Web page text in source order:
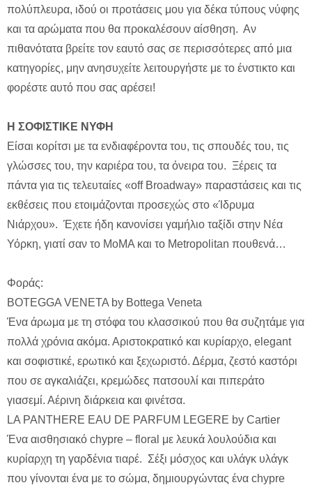
πολύπλευρα, ιδού οι προτάσεις μου για δέκα τύπους νύφης
και τα αρώματα που θα προκαλέσουν αίσθηση. Αν
πιθανότατα βρείτε τον εαυτό σας σε περισσότερες από μια
κατηγορίες, μην ανησυχείτε λειτουργήστε με το ένστικτο και
φορέστε αυτό που σας αρέσει!
Η ΣΟΦΙΣΤΙΚΕ ΝΥΦΗ
Είσαι κορίτσι με τα ενδιαφέροντα του, τις σπουδές του, τις
γλώσσες του, την καριέρα του, τα όνειρα του. Ξέρεις τα
πάντα για τις τελευταίες «off Βroadway» παραστάσεις και τις
εκθέσεις που ετοιμάζονται προσεχώς στο «Ίδρυμα
Νιάρχου». Έχετε ήδη κανονίσει γαμήλιο ταξίδι στην Νέα
Υόρκη, γιατί σαν το MoΜΑ και το Metropolitan πουθενά…
Φοράς:
BOTEGGA VENETA by Bottega Veneta
Ένα άρωμα με τη στόφα του κλασσικού που θα συζητάμε για
πολλά χρόνια ακόμα. Αριστοκρατικό και κυρίαρχο, elegant
και σοφιστικέ, ερωτικό και ξεχωριστό. Δέρμα, ζεστό καστόρι
που σε αγκαλιάζει, κρεμώδες πατσουλί και πιπεράτο
γιασεμί. Αέρινη διάρκεια και φινέτσα.
LA PANTHERE EAU DE PARFUM LEGERE by Cartier
Ένα αισθησιακό chypre – floral με λευκά λουλούδια και
κυρίαρχη τη γαρδένια τιαρέ. Σέξι μόσχος και υλάγκ υλάγκ
που γίνονται ένα με το σώμα, δημιουργώντας ένα chypre